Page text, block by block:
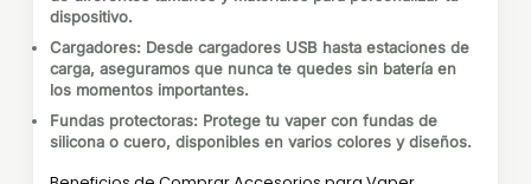
dispositivo.
Cargadores: Desde cargadores USB hasta estaciones de
carga, aseguramos que nunca te quedes sin batería en
los momentos importantes.
Fundas protectoras: Protege tu vaper con fundas de
silicona o cuero, disponibles en varios colores y diseños.